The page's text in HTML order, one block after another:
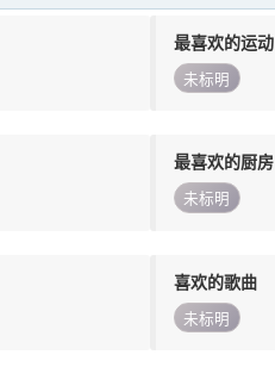
最喜欢的运动
未标明
最喜欢的厨房
未标明
喜欢的歌曲
未标明